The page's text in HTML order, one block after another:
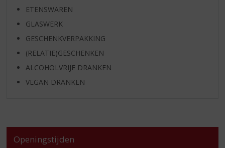
ETENSWAREN
GLASWERK
GESCHENKVERPAKKING
(RELATIE)GESCHENKEN
ALCOHOLVRIJE DRANKEN
VEGAN DRANKEN
Openingstijden